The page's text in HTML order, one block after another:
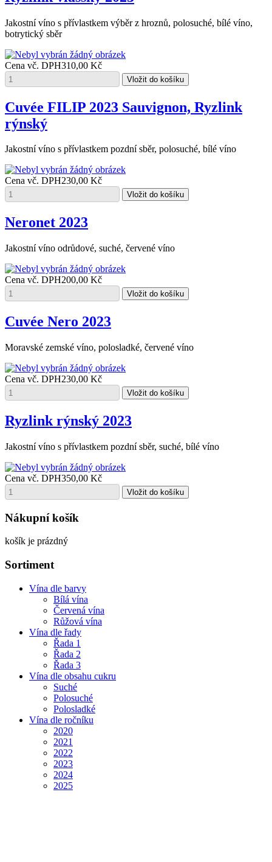
Jakostní víno s přívlastkem výběr z hroznů, polosuché, bílé víno,
botrytický sběr
Cena vč. DPH310,00 Kč
Cuvée FILIP 2023 Sauvignon, Ryzlink
rýnský
Jakostní víno s přívlastkem pozdní sběr, polosuché, bílé víno
Cena vč. DPH230,00 Kč
Neronet 2023
Jakostní víno odrůdové, suché, červené víno
Cena vč. DPH200,00 Kč
Cuvée Nero 2023
Moravské zemské víno, polosladké, červené víno
Cena vč. DPH230,00 Kč
Ryzlink rýnský 2023
Jakostní víno s přívlastkem pozdní sběr, suché, bílé víno
Cena vč. DPH350,00 Kč
Nákupní košík
košík je prázdný
Sortiment
Vína dle barvy
Bílá vína
Červená vína
Růžová vína
Vína dle řady
Řada 1
Řada 2
Řada 3
Vína dle obsahu cukru
Suché
Polosuché
Polosladké
Vína dle ročníku
2020
2021
2022
2023
2024
2025